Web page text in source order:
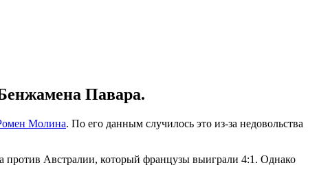
Павара.
Молина. По его данным случилось это из-за недовольства
против Австралии, который французы выиграли 4:1. Однако